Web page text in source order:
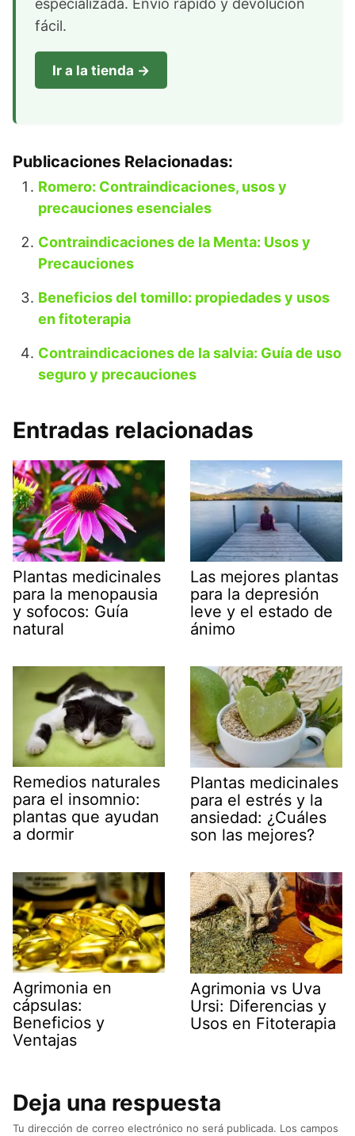
especializada. Envío rápido y devolución
fácil.
Ir a la tienda →
Publicaciones Relacionadas:
Romero: Contraindicaciones, usos y
precauciones esenciales
Contraindicaciones de la Menta: Usos y
Precauciones
Beneficios del tomillo: propiedades y usos
en fitoterapia
Contraindicaciones de la salvia: Guía de uso
seguro y precauciones
Entradas relacionadas
Plantas medicinales
para la menopausia
y sofocos: Guía
natural
Las mejores plantas
para la depresión
leve y el estado de
ánimo
Remedios naturales
para el insomnio:
plantas que ayudan
a dormir
Plantas medicinales
para el estrés y la
ansiedad: ¿Cuáles
son las mejores?
Agrimonia en
cápsulas:
Beneficios y
Ventajas
Agrimonia vs Uva
Ursi: Diferencias y
Usos en Fitoterapia
Deja una respuesta
Tu dirección de correo electrónico no será publicada. Los campos